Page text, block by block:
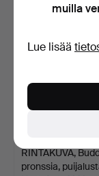
RINTAKUVA,
pronssia,
muilla
Lue lisää